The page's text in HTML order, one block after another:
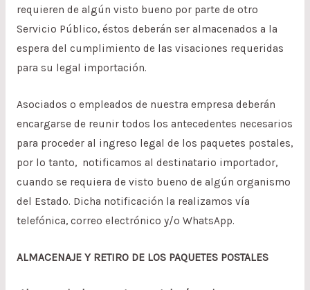
requieren de algún visto bueno por parte de otro
Servicio Público, éstos deberán ser almacenados a la
espera del cumplimiento de las visaciones requeridas
para su legal importación.
Asociados o empleados de nuestra empresa deberán
encargarse de reunir todos los antecedentes necesarios
para proceder al ingreso legal de los paquetes postales,
por lo tanto, notificamos al destinatario importador,
cuando se requiera de visto bueno de algún organismo
del Estado. Dicha notificación la realizamos vía
telefónica, correo electrónico y/o WhatsApp.
ALMACENAJE Y RETIRO DE LOS PAQUETES POSTALES